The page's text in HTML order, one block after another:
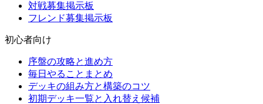
対戦募集掲示板
フレンド募集掲示板
初心者向け
序盤の攻略と進め方
毎日やることまとめ
デッキの組み方と構築のコツ
初期デッキ一覧と入れ替え候補